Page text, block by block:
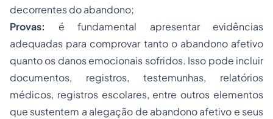
decorrentes do abandono;
Provas: é fundamental apresentar evidências
adequadas para comprovar tanto o abandono afetivo
quanto os danos emocionais sofridos. Isso pode incluir
documentos, registros, testemunhas, relatórios
médicos, registros escolares, entre outros elementos
que sustentem a alegação de abandono afetivo e seus